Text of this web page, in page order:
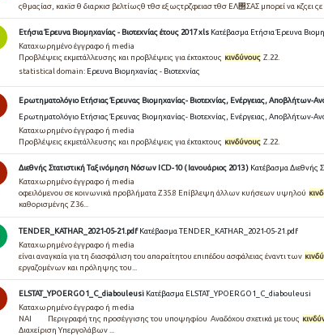
ςθμαςίασ, κακϊσ θ διαρκισ βελτίωςθ τθσ εξωςτρζφειασ τθσ ΕΛ΢ΣΑΣ μπορεί να κζςει ςε
Ετήσια Έρευνα Βιομηχανίας - Βιοτεχνίας έτους 2017 xls Κατέβασμα Ετήσια Έρευνα
Καταχωρημένο έγγραφο ή media
Προβλέψεις εκμετάλλευσης και προβλέψεις για έκτακτους κινδύνους Ζ.22.
statistical domain: Ερευνα Βιομηχανίας - Βιοτεχνίας
Ερωτηματολόγιο Ετήσιας Έρευνας Βιομηχανίας- Βιοτεχνίας, Ενέργειας, Αποβλήτων-
Ερωτηματολόγιο Ετήσιας Έρευνας Βιομηχανίας- Βιοτεχνίας, Ενέργειας, Αποβλήτων-
Καταχωρημένο έγγραφο ή media
Προβλέψεις εκμετάλλευσης και προβλέψεις για έκτακτους κινδύνους Ζ.22.
Διεθνής Στατιστική Ταξινόμηση Νόσων ICD-10 ( Ιανουάριος 2013 ) Κατέβασμα Διεθνής
Καταχωρημένο έγγραφο ή media
οφειλόμενου σε κοινωνικά προβλήματα Z35.8 Επίβλεψη άλλων κυήσεων υψηλού
καθορισμένης Z36...
TENDER_KATHAR_2021-05-21.pdf Κατέβασμα TENDER_KATHAR_2021-05-21.pdf
Καταχωρημένο έγγραφο ή media
είναι αναγκαία για τη διασφάλιση του απαραίτητου επιπέδου ασφάλειας έναντι των
εργαζομένων και πρόληψης του...
ELSTAT_YPOERGO1_C_diabouleusi Κατέβασμα ELSTAT_YPOERGO1_C_diabouleusi
Καταχωρημένο έγγραφο ή media
ΝΑΙ Περιγραφή της προσέγγισης του υποψηφίου Αναδόχου σχετικά με τους
Διαχείριση Υπεργολάβων ...